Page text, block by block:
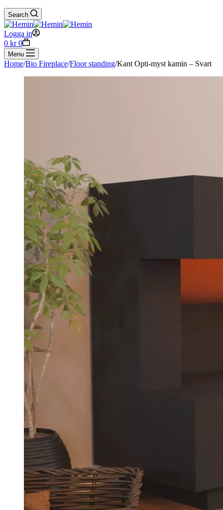
Search
Logga in
Shopping
cart
0 kr 0
Menu
Home/Bio Fireplace/Floor standing/Kant Opti-myst kamin – Svart